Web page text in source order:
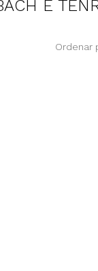
E